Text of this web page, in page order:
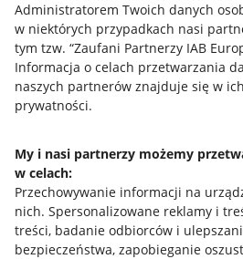
Administratorem Twoich danych
w niektórych przypadkach nasi
tym tzw. “Zaufani Partnerzy IAB
Informacja o celach przetwarzania
naszych partnerów znajduje się w
prywatności.
My i nasi partnerzy możemy
w celach:
Przechowywanie informacji na
nich. Spersonalizowane reklamy i
treści, badanie odbiorców i
bezpieczeństwa, zapobieganie
Przydatne informacje
Jak to działa
Allegro Gadane dla sprzedających
Allegro Gadane dla kupujących
Mapa miejscowości